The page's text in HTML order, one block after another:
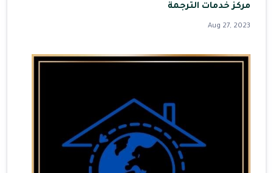
مركز خدمات الترجمة
Aug 27, 2023